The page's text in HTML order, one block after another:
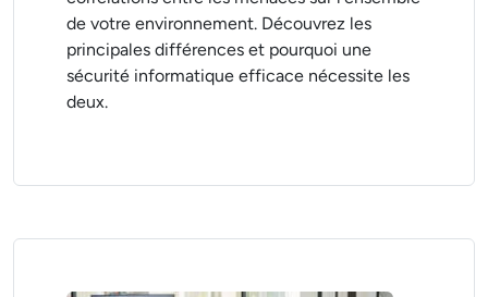
de votre environnement. Découvrez les
principales différences et pourquoi une
sécurité informatique efficace nécessite les
deux.